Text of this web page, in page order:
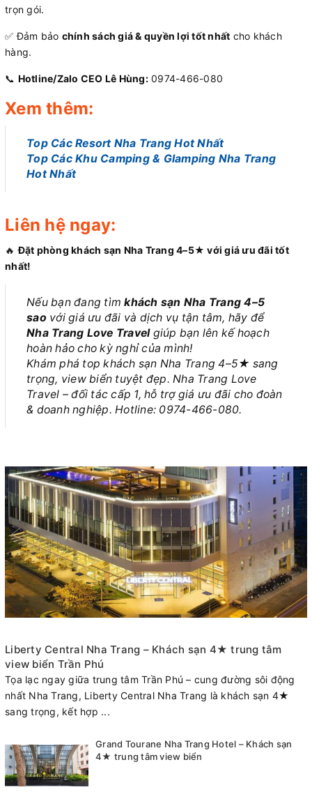
trọn gói.
✅ Đảm bảo chính sách giá & quyền lợi tốt nhất cho khách
hàng.
📞 Hotline/Zalo CEO Lê Hùng:0974-466-080
Xem thêm:
Top Các Resort Nha Trang Hot Nhất
Top Các Khu Camping & Glamping Nha Trang
Hot Nhất
Liên hệ ngay:
🔥Đặt phòng khách sạn Nha Trang 4–5★ với giá ưu đãi tốt
nhất!
Nếu bạn đang tìmkhách sạn Nha Trang 4–5
sao với giá ưu đãi và dịch vụ tận tâm, hãy để
Nha Trang Love Travelgiúp bạn lên kế hoạch
hoàn hảo cho kỳ nghỉ của mình!
Khám phá top khách sạn Nha Trang 4–5★ sang
trọng, view biển tuyệt đẹp. Nha Trang Love
Travel – đối tác cấp 1, hỗ trợ giá ưu đãi cho đoàn
& doanh nghiệp. Hotline: 0974-466-080.
Liberty Central Nha Trang – Khách sạn 4★ trung tâm
view biển Trần Phú
Tọa lạc ngay giữa trung tâm Trần Phú – cung đường sôi động
nhất Nha Trang, Liberty Central Nha Trang là khách sạn 4★
sang trọng, kết hợp ...
Grand Tourane Nha Trang Hotel – Khách sạn
4★ trung tâm view biển